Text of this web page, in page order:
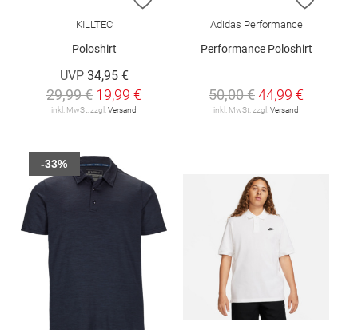
KILLTEC
Poloshirt
UVP 34,95 €
29,99 € 19,99 €
inkl. MwSt. zzgl. Versand
Adidas Performance
Performance Poloshirt
50,00 €44,99 €
inkl. MwSt. zzgl. Versand
-33%